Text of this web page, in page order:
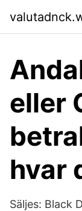
eller
hvar
Säljes: Black